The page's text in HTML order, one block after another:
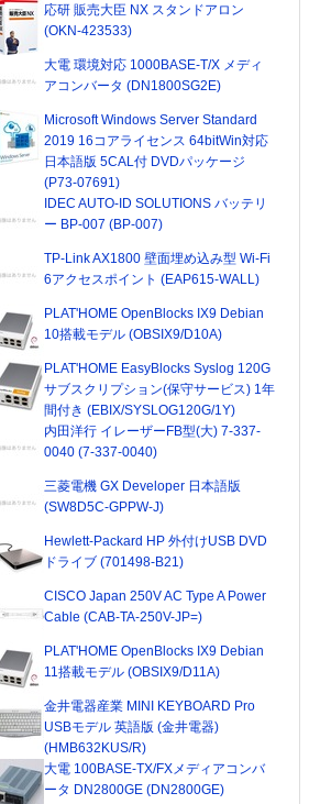
応研 販売大臣 NX スタンドアロン
(OKN-423533)
大電 環境対応 1000BASE-T/X メディ
アコンバータ (DN1800SG2E)
Microsoft Windows Server Standard
2019 16コアライセンス 64bitWin対応
日本語版 5CAL付 DVDパッケージ
(P73-07691)
IDEC AUTO-ID SOLUTIONS バッテリ
ー BP-007 (BP-007)
TP-Link AX1800 壁面埋め込み型 Wi-Fi
6アクセスポイント (EAP615-WALL)
PLAT'HOME OpenBlocks IX9 Debian
10搭載モデル (OBSIX9/D10A)
PLAT'HOME EasyBlocks Syslog 120G
サブスクリプション(保守サービス) 1年
間付き (EBIX/SYSLOG120G/1Y)
内田洋行 イレーザーFB型(大) 7-337-
0040 (7-337-0040)
三菱電機 GX Developer 日本語版
(SW8D5C-GPPW-J)
Hewlett-Packard HP 外付けUSB DVD
ドライブ (701498-B21)
CISCO Japan 250V AC Type A Power
Cable (CAB-TA-250V-JP=)
PLAT'HOME OpenBlocks IX9 Debian
11搭載モデル (OBSIX9/D11A)
金井電器産業 MINI KEYBOARD Pro
USBモデル 英語版 (金井電器)
(HMB632KUS/R)
大電 100BASE-TX/FXメディアコンバ
ータ DN2800GE (DN2800GE)